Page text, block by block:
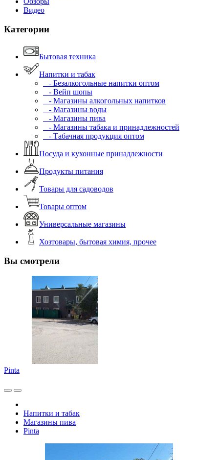
Видео
Категории
Бытовая техника
Напитки и табак
- Безалкогольные напитки оптом
- Вейп шопы
- Магазины алкогольных напитков
- Магазины воды
- Магазины пива
- Магазины табака и принадлежностей
- Табачная продукция оптом
Посуда и кухонные принадлежности
Продукты питания
Товары для садоводов
Товары оптом
Универсальные магазины
Хозтовары, бытовая химия, прочее
Вы смотрели
Pinta
Напитки и табак
Магазины пива
Pinta